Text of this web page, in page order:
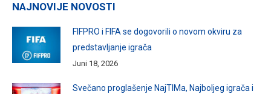
NAJNOVIJE NOVOSTI
FIFPRO i FIFA se dogovorili o novom okviru za
predstavljanje igrača
Juni 18, 2026
Svečano proglašenje NajTIMa, Najboljeg igrača i